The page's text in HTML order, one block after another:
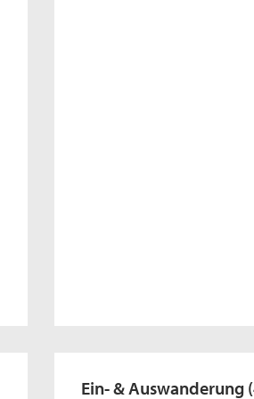
Ein- & Auswanderung